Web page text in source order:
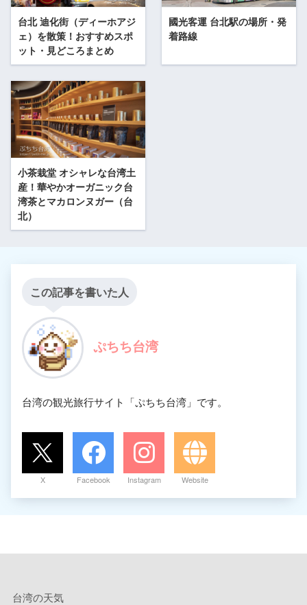
台北 迪化街（ディーホアジ
ェ）を散策！おすすめスポ
ット・見どころまとめ
國光客運 台北駅の場所・発
着路線
小茶栽堂 オシャレな台湾土
産！華やかオーガニック台
湾茶とマカロンヌガー（台
北）
この記事を書いた人
ぷちち台湾
台湾の観光旅行サイト「ぷちち台湾」です。
X Facebook Instagram Website
台湾の天気